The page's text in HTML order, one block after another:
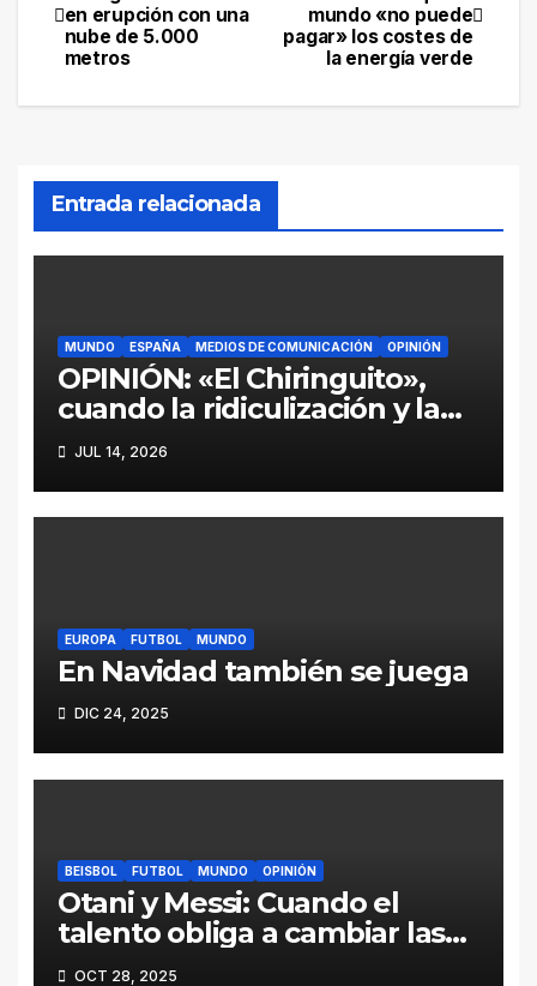
de
mundo «no puede
pagar» los costes de
la energía verde
en erupción con una
nube de 5.000
metros
Entrada relacionada
MUNDO ESPAÑA MEDIOS DE COMUNICACIÓN OPINIÓN
OPINIÓN: «El Chiringuito»,
cuando la ridiculización y la
parcialidad se disfrazan de
periodismo deportivo
JUL 14, 2026
EUROPA FUTBOL MUNDO
En Navidad también se juega
DIC 24, 2025
BEISBOL FUTBOL MUNDO OPINIÓN
Otani y Messi: Cuando el
talento obliga a cambiar las
reglas
OCT 28, 2025